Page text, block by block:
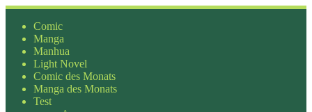
Zum
Inhalt
springen
Comic
Manga
Manhua
Light Novel
Comic des Monats
Manga des Monats
Test